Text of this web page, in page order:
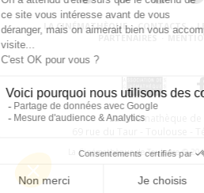
LA CINÉMATHÈQUE · CONTACTS ·
La Cinémathèque de
La Cinémathèque de Toulouse ©